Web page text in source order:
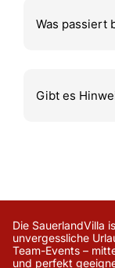
Was passiert
Gibt es
Die SauerlandVilla
unvergessliche
Team-Events –
und perfekt